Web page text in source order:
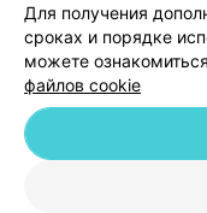
© 2026 ООО «Артокс Лаб»,
Для получения
сроках и порядке
можете
файлов cookie